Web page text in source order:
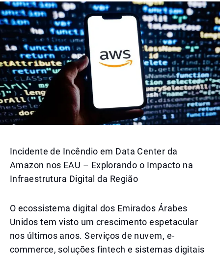
Incidente de Incêndio em Data Center da
Amazon nos EAU – Explorando o Impacto na
Infraestrutura Digital da Região
O ecossistema digital dos Emirados Árabes
Unidos tem visto um crescimento espetacular
nos últimos anos. Serviços de nuvem, e-
commerce, soluções fintech e sistemas digitais